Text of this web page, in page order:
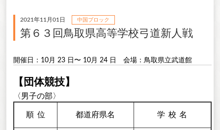
2021年11月01日 中国ブロック
第６３回鳥取県高等学校弓道新人戦
開催日：10月 23 日〜 10月 24 日 会場：鳥取県立武道館
【団体競技】
〈男子の部〉
順 位 都道府県名 学校名